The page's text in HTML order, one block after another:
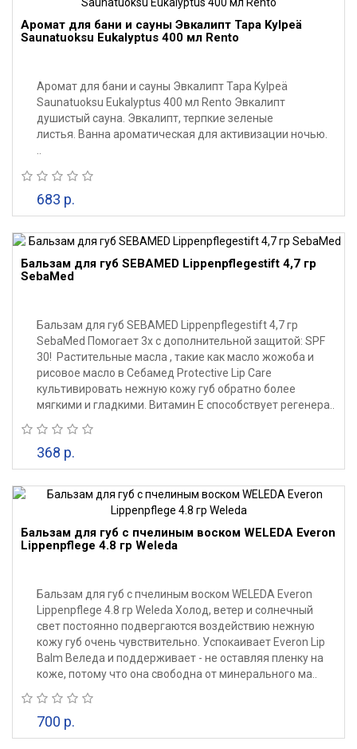
Аромат для бани и сауны Эвкалипт Tapa Kylpeä
Saunatuoksu Eukalyptus 400 мл Rento
Аромат для бани и сауны Эвкалипт Tapa Kylpeä
Saunatuoksu Eukalyptus 400 мл Rento Эвкалипт
душистый сауна. Эвкалипт, терпкие зеленые
листья. Ванна ароматическая для активизации ночью.
683 р.
Бальзам для губ SEBAMED Lippenpflegestift 4,7 гр
SebaMed
Бальзам для губ SEBAMED Lippenpflegestift 4,7 гр
SebaMed Помогает 3x с дополнительной защитой: SPF
30! Растительные масла , такие как масло жожоба и
рисовое масло в Себамед Protective Lip Care
культивировать нежную кожу губ обратно более
мягкими и гладкими. Витамин Е способствует регенера..
368 р.
Бальзам для губ с пчелиным воском WELEDA Everon
Lippenpflege 4.8 гр Weleda
Бальзам для губ с пчелиным воском WELEDA Everon
Lippenpflege 4.8 гр Weleda Холод, ветер и солнечный
свет постоянно подвергаются воздействию нежную
кожу губ очень чувствительно. Успокаивает Everon Lip
Balm Веледа и поддерживает - не оставляя пленку на
коже, потому что она свободна от минерального ма..
700 р.